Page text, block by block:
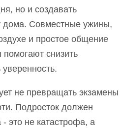
но и создавать
дома. Совместные ужины,
и простое общение
снизить
не превращать экзамены
Подросток должен
- это не катастрофа, а